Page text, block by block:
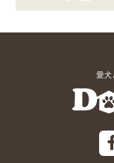
愛犬